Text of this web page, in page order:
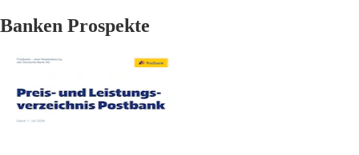
Banken Prospekte